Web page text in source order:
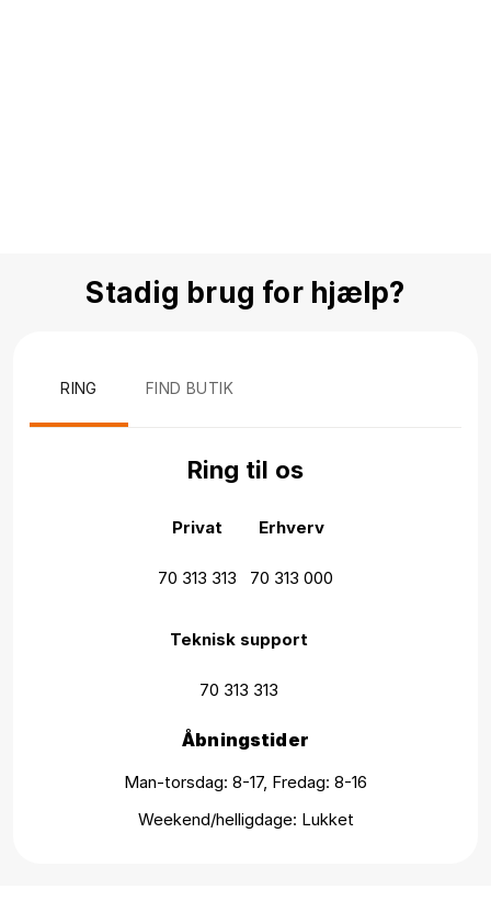
Stadig brug for hjælp?
RING FIND BUTIK
Ring til os
Privat Erhverv
70 313 313 70 313 000
Teknisk support
70 313 313
Åbningstider
Man-torsdag: 8-17, Fredag: 8-16
Weekend/helligdage: Lukket